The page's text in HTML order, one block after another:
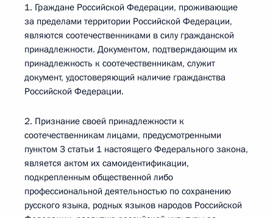
1. Граждане Российской Федерации, проживающие
за пределами территории Российской Федерации,
являются соотечественниками в силу гражданской
принадлежности. Документом, подтверждающим их
принадлежность к соотечественникам, служит
документ, удостоверяющий наличие гражданства
Российской Федерации.
2. Признание своей принадлежности к
соотечественникам лицами, предусмотренными
пунктом 3 статьи 1 настоящего Федерального закона,
является актом их самоидентификации,
подкрепленным общественной либо
профессиональной деятельностью по сохранению
русского языка, родных языков народов Российской